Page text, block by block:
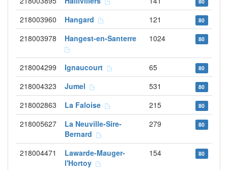
218003960 Hangard 121 80
218003978 Hangest-en-Santerre 1024 80
218004299 Ignaucourt 65 80
218004323 Jumel 531 80
218002863 La Faloise 215 80
218005627
La Neuville-Sire-
Bernard
279 80
218004471
Lawarde-Mauger-
l'Hortoy
154 80